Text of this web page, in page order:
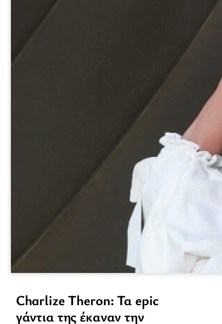
Charlize Theron: Τα epic
γάντια της έκαναν την